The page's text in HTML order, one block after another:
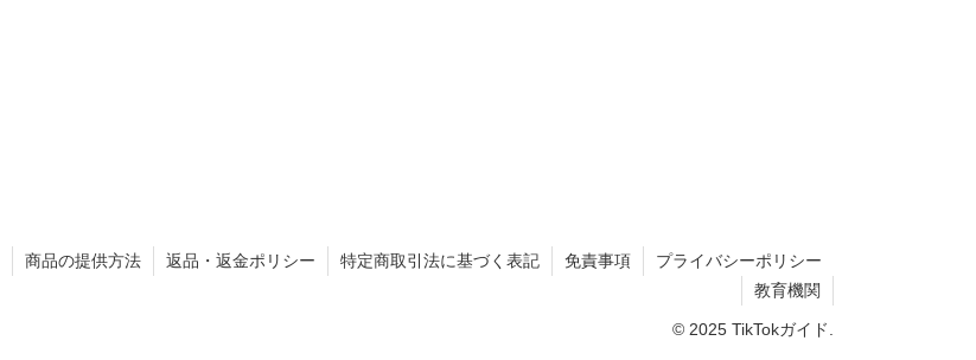
商品の提供方法 返品・返金ポリシー 特定商取引法に基づく表記 免責事項
プライバシーポリシー
教育機関
© 2025 TikTokガイド.